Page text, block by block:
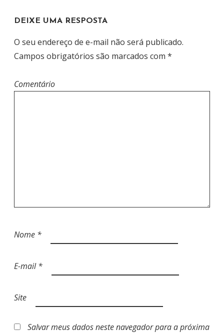
P
O
S
DEIXE UMA RESPOSTA
O seu endereço de e-mail não será publicado.
Campos obrigatórios são marcados com *
Comentário
Nome *
E-mail*
Site
Salvar meus dados neste navegador para a próxima